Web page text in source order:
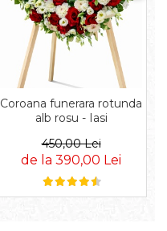
Coroana funerara rotunda
alb rosu - Iasi
450,00 Lei
de la 390,00 Lei